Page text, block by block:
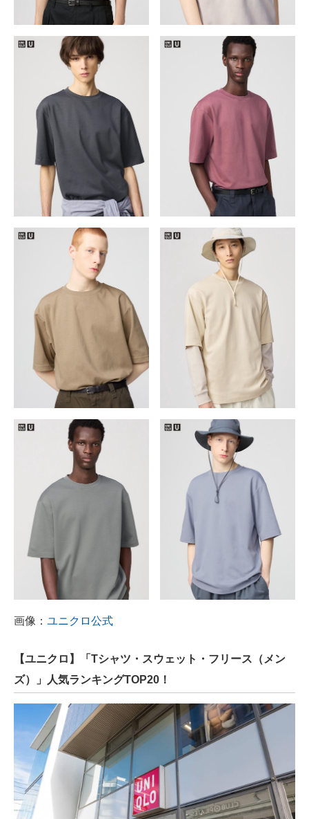
画像： ユニクロ公式
【ユニクロ】「Tシャツ・スウェット・フリース（メン
ズ）」人気ランキングTOP20！